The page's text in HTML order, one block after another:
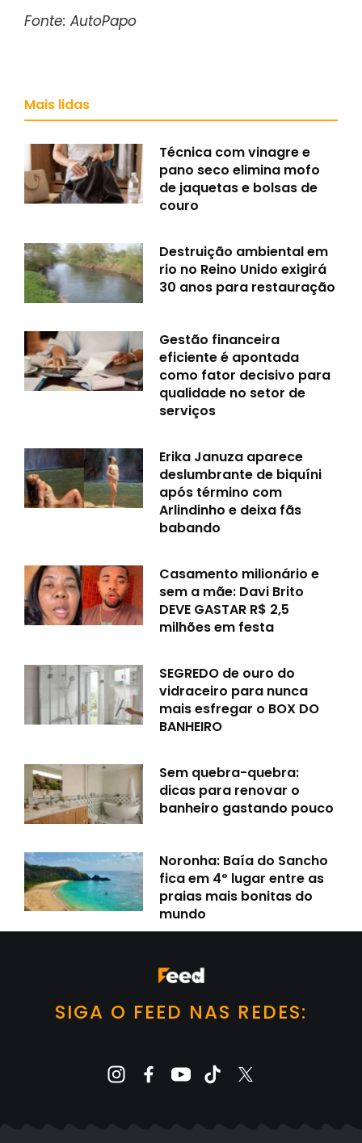
Fonte: AutoPapo
Mais lidas
Técnica com vinagre e
pano seco elimina mofo
de jaquetas e bolsas de
couro
Destruição ambiental em
rio no Reino Unido exigirá
30 anos para restauração
Gestão financeira
eficiente é apontada
como fator decisivo para
qualidade no setor de
serviços
Erika Januza aparece
deslumbrante de biquíni
após término com
Arlindinho e deixa fãs
babando
Casamento milionário e
sem a mãe: Davi Brito
DEVE GASTAR R$ 2,5
milhões em festa
SEGREDO de ouro do
vidraceiro para nunca
mais esfregar o BOX DO
BANHEIRO
Sem quebra-quebra:
dicas para renovar o
banheiro gastando pouco
Noronha: Baía do Sancho
fica em 4º lugar entre as
praias mais bonitas do
mundo
SIGA O FEED NAS REDES: